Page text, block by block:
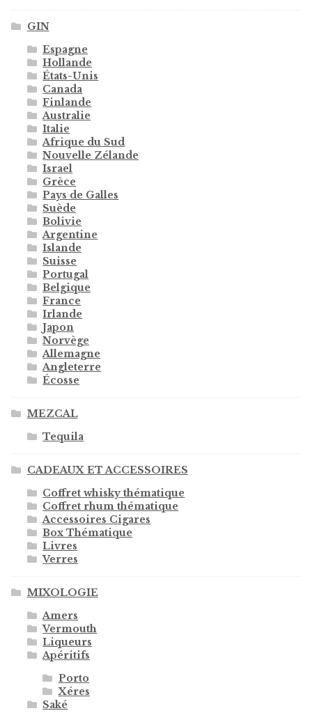
GIN
Espagne
Hollande
États-Unis
Canada
Finlande
Australie
Italie
Afrique du Sud
Nouvelle Zélande
Israel
Grèce
Pays de Galles
Suède
Bolivie
Argentine
Islande
Suisse
Portugal
Belgique
France
Irlande
Japon
Norvège
Allemagne
Angleterre
Écosse
MEZCAL
Tequila
CADEAUX ET ACCESSOIRES
Coffret whisky thématique
Coffret rhum thématique
Accessoires Cigares
Box Thématique
Livres
Verres
MIXOLOGIE
Amers
Vermouth
Liqueurs
Apéritifs
Porto
Xéres
Saké